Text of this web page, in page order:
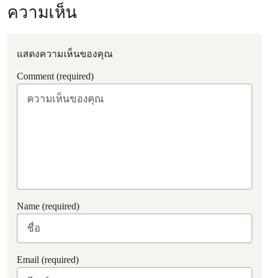
ความเห็น
แสดงความเห็นของคุณ
Comment (required)
Name (required)
Email (required)